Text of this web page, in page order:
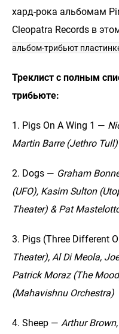
хард-рока альбомам
Cleopatra Records в
альбом-трибьют
Треклист с полным
трибьюте:
1. Pigs On A Wing 1 —
Martin Barre (Jethro Tull)
2. Dogs — Graham
(UFO), Kasim Sulton
Theater) & Pat
3. Pigs (Three Different
Theater), Al Di Meola,
Patrick Moraz (The
(Mahavishnu Orchestra)
4. Sheep — Arthur